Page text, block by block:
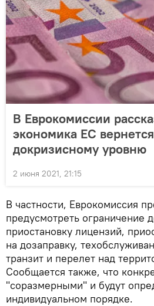
В Еврокомиссии
экономика ЕС
докризисному уровню
2 июня 2021, 21:15
В частности, Еврокомиссия
предусмотреть ограничение
приостановку лицензий,
на дозаправку,
транзит и перелет над
Сообщается также, что
"соразмерными" и будут
индивидуальном порядке.